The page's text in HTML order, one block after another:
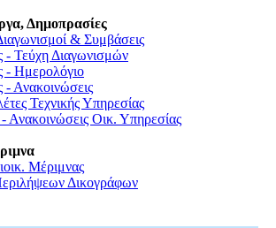
Δημοπρασίες
& Συμβάσεις
- Τεύχη Διαγωνισμών
- Ημερολόγιο
- Ανακοινώσεις
Τεχνικής Υπηρεσίας
Ανακοινώσεις Οικ. Υπηρεσίας
Μέριμνας
Δικογράφων